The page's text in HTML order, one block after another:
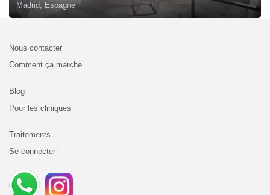
Madrid, Espagne
Nous contacter
Comment ça marche
Blog
Pour les cliniques
Traitements
Se connecter